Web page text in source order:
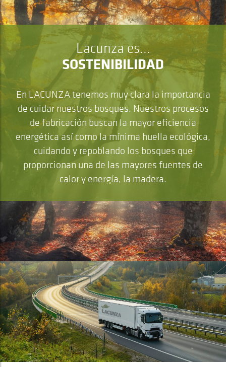
Lacunza es...
SOSTENIBILIDAD
En LACUNZA tenemos muy clara la importancia
de cuidar nuestros bosques. Nuestros procesos
de fabricación buscan la mayor eficiencia
energética así como la mínima huella ecológica,
cuidando y repoblando los bosques que
proporcionan una de las mayores fuentes de
calor y energía, la madera.